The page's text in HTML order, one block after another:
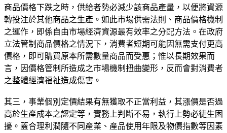
商品價格下跌之時，供給者勢必減少該商品產量，以便將資源
轉投注於其他商品之生產。如此市場供需法則、商品價格機制
之運作，即係自由市場經濟資源最有效率之分配方法。在政府
立法管制商品價格之情況下，消費者短期可能因無需支付更高
價格，即可購買原本所需數量商品而受惠；惟以長期效果而
言，因價格管制所造成之市場機制扭曲變形，反而會對消費者
之整體經濟福祉造成傷害。
其三，事業個別定價結果有無獲取不正當利益，其漲價是否過
高於生產成本之認定等，實務上判斷不易，執行上勢必徒生困
擾。蓋合理利潤隨不同產業、產品使用年限及物價指數等因素